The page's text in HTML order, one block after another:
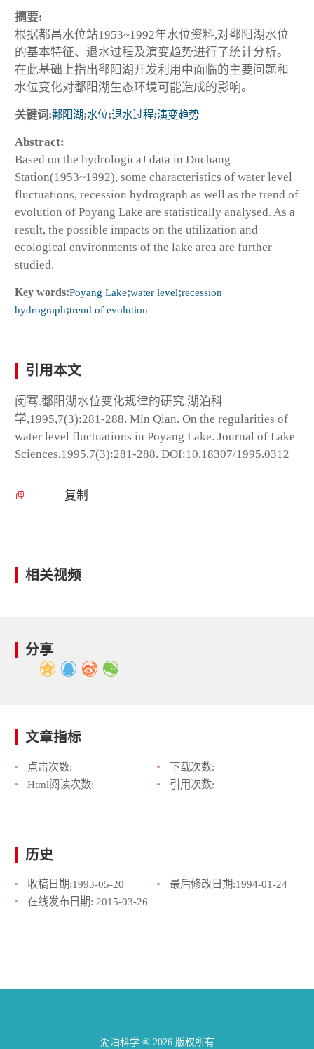
摘要:
根据都昌水位站1953~1992年水位资料,对鄱阳湖水位
的基本特征、退水过程及演变趋势进行了统计分析。
在此基础上指出鄱阳湖开发利用中面临的主要问题和
水位变化对鄱阳湖生态环境可能造成的影响。
关键词:鄱阳湖;水位;退水过程;演变趋势
Abstract:
Based on the hydrologicaJ data in Duchang
Station(1953~1992), some characteristics of water level
fluctuations, recession hydrograph as well as the trend of
evolution of Poyang Lake are statistically analysed. As a
result, the possible impacts on the utilization and
ecological environments of the lake area are further
studied.
Key words:Poyang Lake;water level;recession
hydrograph;trend of evolution
引用本文
闵骞.鄱阳湖水位变化规律的研究.湖泊科
学,1995,7(3):281-288. Min Qian. On the regularities of
water level fluctuations in Poyang Lake. Journal of Lake
Sciences,1995,7(3):281-288. DOI:10.18307/1995.0312
复制
相关视频
分享
文章指标
点击次数:
下载次数:
Html阅读次数:
引用次数:
历史
收稿日期:1993-05-20 最后修改日期:1994-01-24
在线发布日期: 2015-03-26
湖泊科学 ® 2026 版权所有